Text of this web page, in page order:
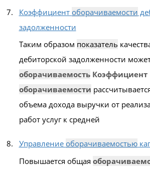
Коэффициент оборачиваемости
задолженности
Таким образом показатель
дебиторской задолженности
оборачиваемость Коэффициент
оборачиваемости
объема дохода выручки от
работ услуг к средней
Управление оборачиваемостью
Повышается общая